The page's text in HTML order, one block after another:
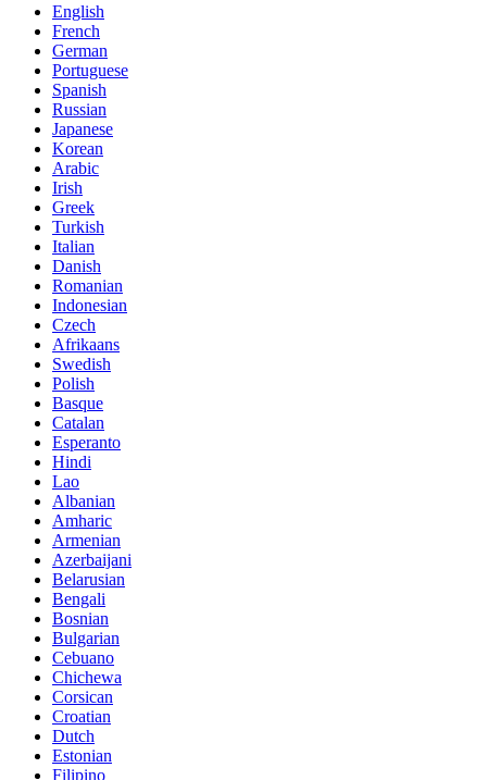
English
French
German
Portuguese
Spanish
Russian
Japanese
Korean
Arabic
Irish
Greek
Turkish
Italian
Danish
Romanian
Indonesian
Czech
Afrikaans
Swedish
Polish
Basque
Catalan
Esperanto
Hindi
Lao
Albanian
Amharic
Armenian
Azerbaijani
Belarusian
Bengali
Bosnian
Bulgarian
Cebuano
Chichewa
Corsican
Croatian
Dutch
Estonian
Filipino